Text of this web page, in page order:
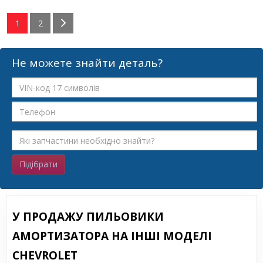
1 2
Не можете знайти деталь?
Підібрати
У ПРОДАЖУ ПИЛЬОВИКИ
АМОРТИЗАТОРА НА ІНШІ МОДЕЛІ
CHEVROLET